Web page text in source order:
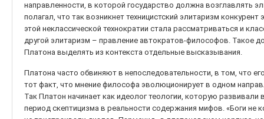
направленности, в которой государство должна возглавлять
полагал, что так возникнет техницистский элитаризм
этой неклассической технократии стала рассматриваться и
другой элитаризм – правление автократов-философов. Такое
Платона выделять из контекста отдельные высказывания.
Платона часто обвиняют в непоследовательности, в том, что
тот факт, что мнение философа эволюционирует в одном
Так Платон начинает как идеолог теологии, которую
период скептицизма в реальности содержания мифов. «Боги не